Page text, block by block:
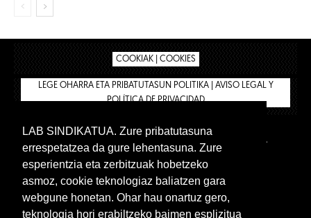
COOKIAK | COOKIES
LEGE OHARRA ETA PRIBATUTASUN POLITIKA | AVISO LEGAL Y
POLÍTICA DE PRIVACIDAD
BIZILAN.EUS
TIENDA
INTRANET 🔑
Euskera Castellano
LAB SINDIKATUA. Zure pribatutasuna
errespetatzea da gure lehentasuna. Zure
esperientzia eta zerbitzuak hobetzeko
asmoz, cookie teknologiaz baliatzen gara
webgune honetan. Ohar hau onartuz gero,
teknologia hori erabiltzeko baimen esplizitua